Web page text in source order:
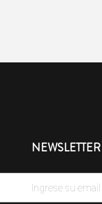
NEWSLETTER